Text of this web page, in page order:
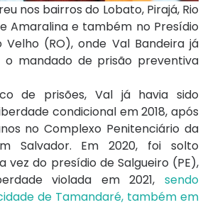
nos bairros do Lobato, Pirajá, Rio
Amaralina e também no Presídio
(RO), onde Val Bandeira já
mandado de prisão preventiva
de prisões, Val já havia sido
condicional em 2018, após
no Complexo Penitenciário da
Salvador. Em 2020, foi solto
vez do presídio de Salgueiro (PE),
violada em 2021, sendo
de Tamandaré, também em